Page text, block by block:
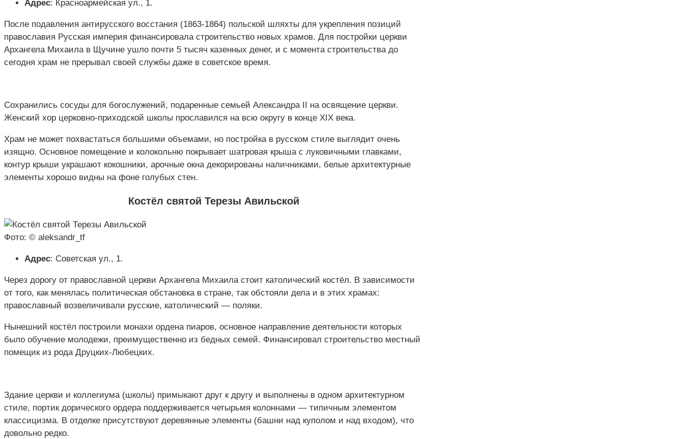
Адрес: Красноармейская ул., 1.
После подавления антирусского восстания (1863-1864) польской шляхты для укрепления позиций
православия Русская империя финансировала строительство новых храмов. Для постройки церкви
Архангела Михаила в Щучине ушло почти 5 тысяч казенных денег, и с момента строительства до
сегодня храм не прерывал своей службы даже в советское время.
Сохранились сосуды для богослужений, подаренные семьей Александра II на освящение церкви.
Женский хор церковно-приходской школы прославился на всю округу в конце XIX века.
Храм не может похвастаться большими объемами, но постройка в русском стиле выглядит очень
изящно. Основное помещение и колокольню покрывает шатровая крыша с луковичными главками,
контур крыши украшают кокошники, арочные окна декорированы наличниками, белые архитектурные
элементы хорошо видны на фоне голубых стен.
Костёл святой Терезы Авильской
Фото: © aleksandr_tf
Адрес: Советская ул., 1.
Через дорогу от православной церкви Архангела Михаила стоит католический костёл. В зависимости
от того, как менялась политическая обстановка в стране, так обстояли дела и в этих храмах:
православный возвеличивали русские, католический — поляки.
Нынешний костёл построили монахи ордена пиаров, основное направление деятельности которых
было обучение молодежи, преимущественно из бедных семей. Финансировал строительство местный
помещик из рода Друцких-Любецких.
Здание церкви и коллегиума (школы) примыкают друг к другу и выполнены в одном архитектурном
стиле, портик дорического ордера поддерживается четырьмя колоннами — типичным элементом
классицизма. В отделке присутствуют деревянные элементы (башни над куполом и над входом), что
довольно редко.